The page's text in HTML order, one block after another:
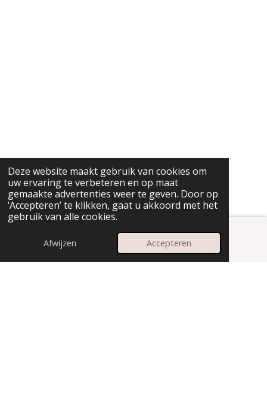
Deze website maakt gebruik van cookies om
uw ervaring te verbeteren en op maat
gemaakte advertenties weer te geven. Door op
‘Accepteren’ te klikken, gaat u akkoord met het
gebruik van alle cookies.
Afwijzen Accepteren
E-mailadres Instagram